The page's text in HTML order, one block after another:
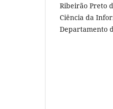
Ribeirão Preto
Ciência da
Departamento